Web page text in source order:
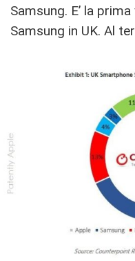
Samsung. E’ la
Samsung in UK. Al